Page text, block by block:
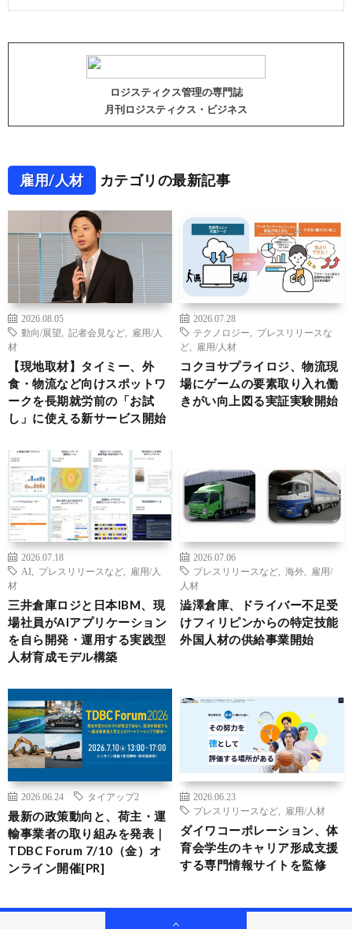
ロジスティクス管理の専門誌
月刊ロジスティクス・ビジネス
雇用/人材 カテゴリの最新記事
2026.08.05
動向/展望
記者会見など
雇用/人
材
【現地取材】タイミー、外
食・物流など向けスポットワ
ークを長期就労前の「お試
し」に使える新サービス開始
2026.07.28
テクノロジー
プレスリリースな
ど
雇用/人材
コクヨサプライロジ、物流現
場にゲームの要素取り入れ働
きがい向上図る実証実験開始
2026.07.18
AI
プレスリリースなど
雇用/人
材
三井倉庫ロジと日本IBM、現
場社員がAIアプリケーション
を自ら開発・運用する実践型
人材育成モデル構築
2026.07.06
プレスリリースなど
海外
雇用/
人材
澁澤倉庫、ドライバー不足受
けフィリピンからの特定技能
外国人材の供給事業開始
2026.06.24 タイアップ2
最新の政策動向と、荷主・運
輸事業者の取り組みを発表｜
TDBC Forum 7/10（金）オ
ンライン開催[PR]
2026.06.23
プレスリリースなど
雇用/人材
ダイワコーポレーション、体
育会学生のキャリア形成支援
する専門情報サイトを監修